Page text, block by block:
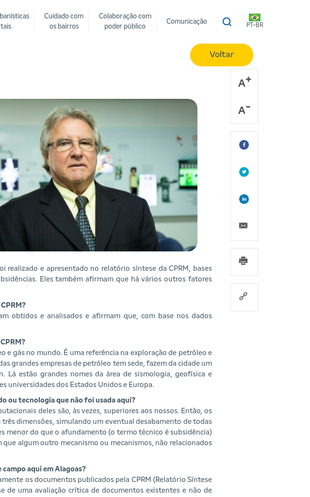
Cuidado com
os bairros
Colaboração com
poder público
Comunicação
PT-BR
Voltar
A
A
e apresentado no relatório síntese da CPRM, bases
Eles também afirmam que há vários outros fatores
obtidos e analisados e afirmam que, com base nos dados
e gás no mundo. É uma referência na exploração de petróleo e
grandes empresas de petróleo tem sede, fazem da cidade um
Lá estão grandes nomes da área de sismologia, geofísica e
universidades dos Estados Unidos e Europa.
ou tecnologia que não foi usada aqui?
deles são, às vezes, superiores aos nossos. Então, os
dimensões, simulando um eventual desabamento de todas
menor do que o afundamento (o termo técnico é subsidência)
algum outro mecanismo ou mecanismos, não relacionados
campo aqui em Alagoas?
os documentos publicados pela CPRM (Relatório Síntese
de uma avaliação crítica de documentos existentes e não de